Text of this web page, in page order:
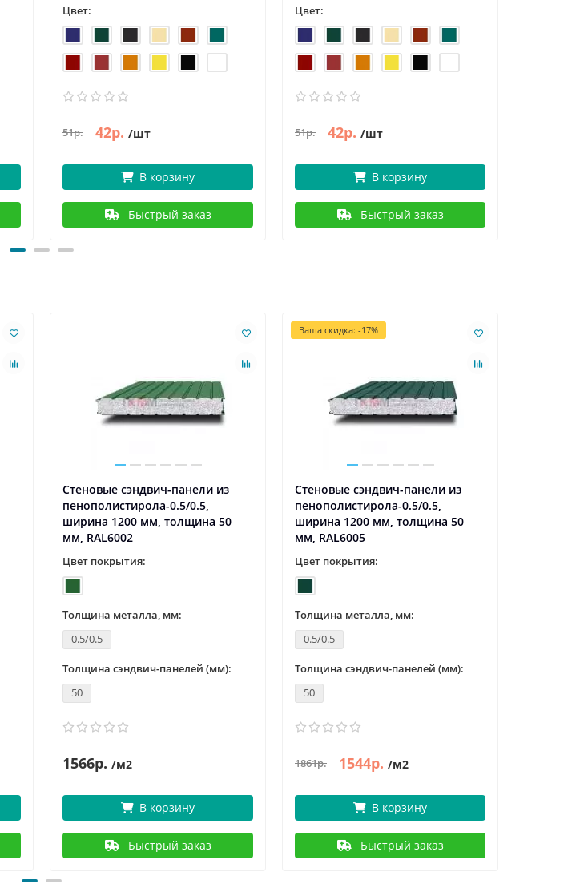
Цвет:
51р. 42р. /шт
В корзину
Быстрый заказ
Цвет:
51р. 42р. /шт
В корзину
Быстрый заказ
Стеновые сэндвич-панели из
пенополистирола-0.5/0.5,
ширина 1200 мм, толщина 50
мм, RAL6002
Цвет покрытия:
Толщина металла, мм:
0.5/0.5
Толщина сэндвич-панелей (мм):
50
1566р. /м2
В корзину
Быстрый заказ
Ваша скидка: -17%
Стеновые сэндвич-панели из
пенополистирола-0.5/0.5,
ширина 1200 мм, толщина 50
мм, RAL6005
Цвет покрытия:
Толщина металла, мм:
0.5/0.5
Толщина сэндвич-панелей (мм):
50
1861р. 1544р. /м2
В корзину
Быстрый заказ